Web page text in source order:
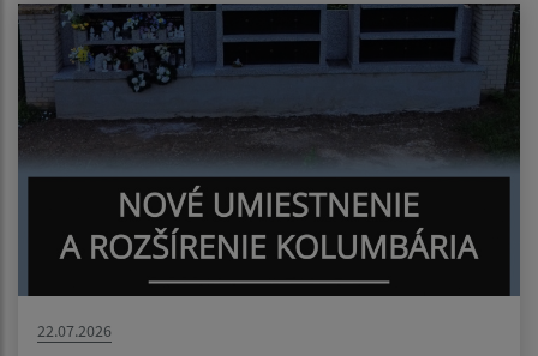
22.07.2026